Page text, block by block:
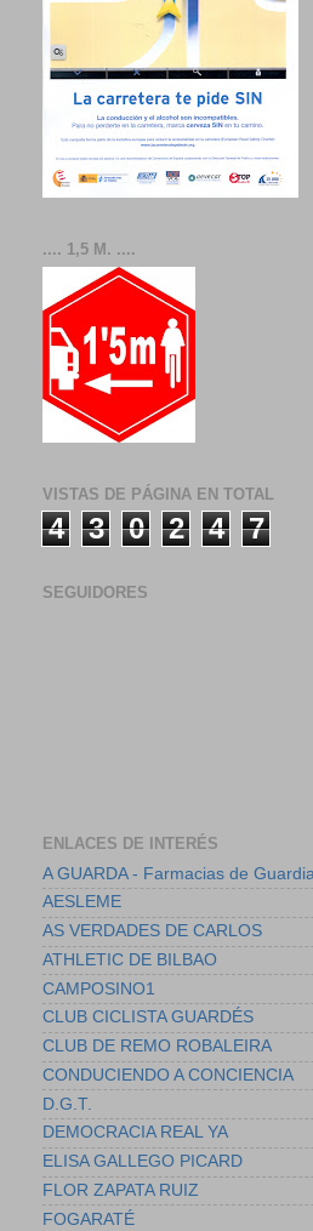
.... 1,5 M. ....
VISTAS DE PÁGINA EN TOTAL
4 3 0 2 4 7
SEGUIDORES
ENLACES DE INTERÉS
A GUARDA - Farmacias de Guardia
AESLEME
AS VERDADES DE CARLOS
ATHLETIC DE BILBAO
CAMPOSINO1
CLUB CICLISTA GUARDÉS
CLUB DE REMO ROBALEIRA
CONDUCIENDO A CONCIENCIA
D.G.T.
DEMOCRACIA REAL YA
ELISA GALLEGO PICARD
FLOR ZAPATA RUIZ
FOGARATÉ